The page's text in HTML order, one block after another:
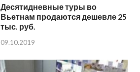
Десятидневные туры во
Вьетнам продаются дешевле 25
тыс. руб.
09.10.2019